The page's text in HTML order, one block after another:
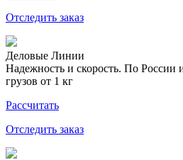
Отследить заказ
Деловые Линии
Надежность и скорость. По
грузов от 1 кг
Рассчитать
Отследить заказ